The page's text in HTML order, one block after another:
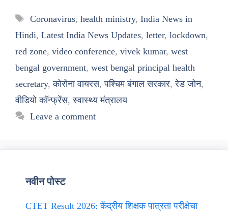
Tags
Coronavirus, health ministry, India News in
Hindi, Latest India News Updates, letter, lockdown,
red zone, video conference, vivek kumar, west
bengal government, west bengal principal health
secretary,कोरोना वायरस,पश्चिम बंगाल सरकार,रेड जोन,
वीडियो कॉन्फ्रेंस,स्वास्थ्य मंत्रालय
Leave a comment
नवीन पोस्ट
CTET Result 2026: केंद्रीय शिक्षक पात्रता परीक्षेचा